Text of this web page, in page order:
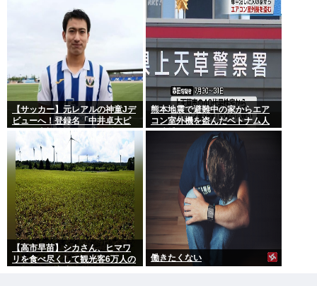
【サッカー】元レアルの神童Jデ
ビューへ！登録名「中井卓大ピ
ピ」日本初挑戦の22歳今治MFが
開幕戦に先発
熊本地震で避難中の家からエア
コン室外機を盗んだベトナム人
を逮捕
【高市早苗】シカさん、ヒマワ
リを食べ尽くして観光客6万人の
働きたくない